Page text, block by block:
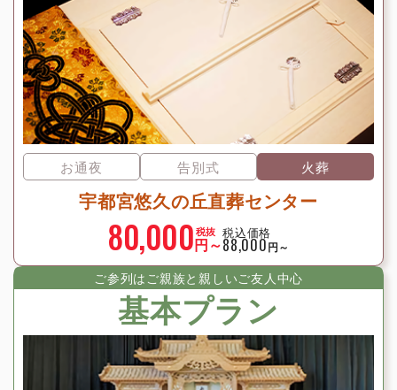
お通夜 告別式 火葬
宇都宮悠久の丘直葬センター
80,000税抜
円～
税込価格
88,000円～
ご参列はご親族と親しいご友⼈中⼼
基本プラン